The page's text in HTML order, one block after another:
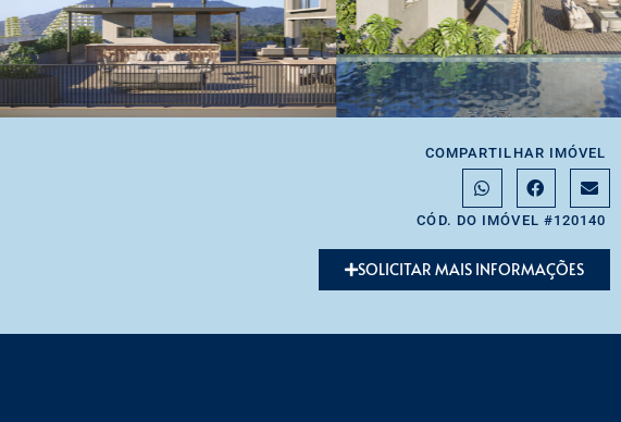
COMPARTILHAR IMÓVEL
CÓD. DO IMÓVEL #120140
SOLICITAR MAIS INFORMAÇÕES